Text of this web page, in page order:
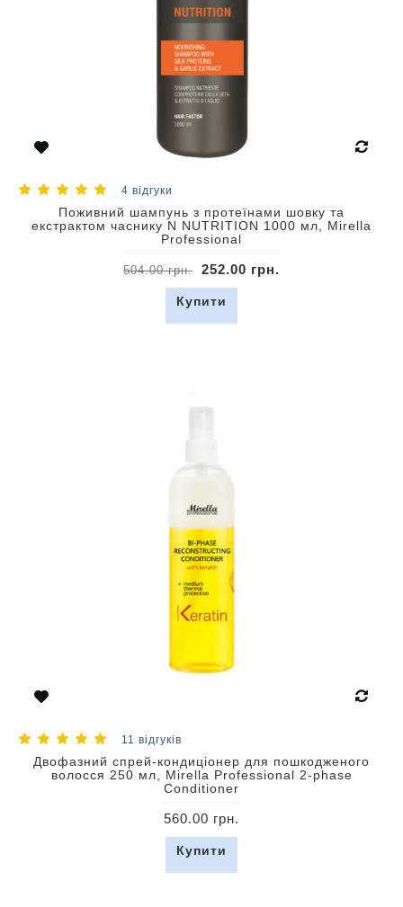
4 відгуки
Поживний шампунь з протеїнами шовку та
екстрактом часнику N NUTRITION 1000 мл, Mirella
Professional
504.00 грн. 252.00 грн.
Купити
11 відгуків
Двофазний спрей-кондиціонер для пошкодженого
волосся 250 мл, Mirella Professional 2-phase
Conditioner
560.00 грн.
Купити